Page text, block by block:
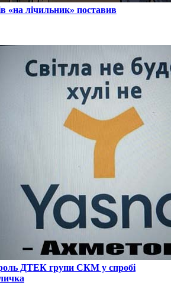
«на лічильник» поставив
ДТЕК групи СКМ у спробі